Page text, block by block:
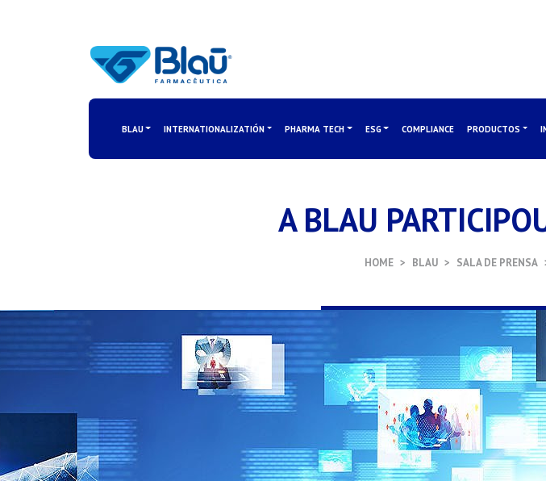
BLAU INTERNATIONALIZATIÓN PHARMA TECH ESG COMPLIANCE PRODUCTOS
A BLAU
HOME BLAU SALA DE PRENSA